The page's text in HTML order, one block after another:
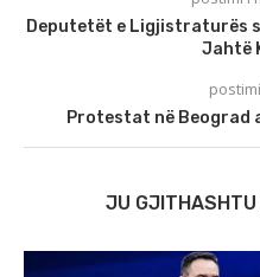
Deputetët e Ligjistraturës
Jahtë
Protestat në Beograd
JU GJITHASHTU